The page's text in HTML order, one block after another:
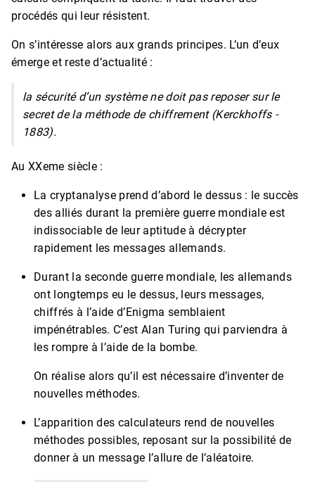
procédés qui leur résistent.
On s’intéresse alors aux grands principes. L’un d’eux
émerge et reste d’actualité :
la sécurité d’un système ne doit pas reposer sur le
secret de la méthode de chiffrement (Kerckhoffs -
1883).
Au XXeme siècle :
La cryptanalyse prend d’abord le dessus : le succès
des alliés durant la première guerre mondiale est
indissociable de leur aptitude à décrypter
rapidement les messages allemands.
Durant la seconde guerre mondiale, les allemands
ont longtemps eu le dessus, leurs messages,
chiffrés à l’aide d’Enigma semblaient
impénétrables. C’est Alan Turing qui parviendra à
les rompre à l’aide de la bombe.
On réalise alors qu’il est nécessaire d’inventer de
nouvelles méthodes.
L’apparition des calculateurs rend de nouvelles
méthodes possibles, reposant sur la possibilité de
donner à un message l’allure de l’aléatoire.